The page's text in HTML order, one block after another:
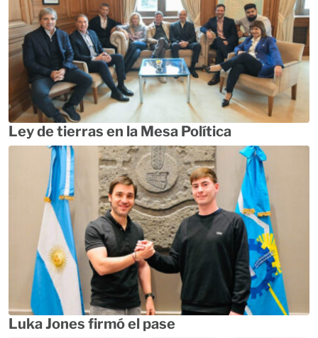
Ley de tierras en la Mesa Política
Luka Jones firmó el pase